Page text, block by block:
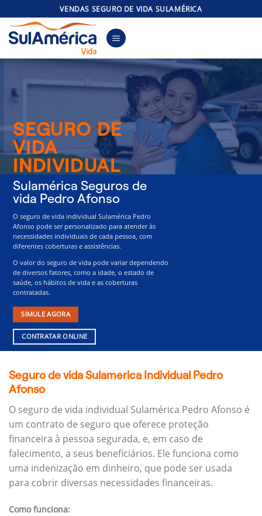
to
content
VENDAS SEGURO DE VIDA SULAMÉRICA
SEGURO DE
VIDA
INDIVIDUAL
Sulamérica Seguros de
vida Pedro Afonso
O seguro de vida individual Sulamérica Pedro
Afonso pode ser personalizado para atender às
necessidades individuais de cada pessoa, com
diferentes coberturas e assistências.
O valor do seguro de vida pode variar dependendo
de diversos fatores, como a idade, o estado de
saúde, os hábitos de vida e as coberturas
contratadas.
SIMULE AGORA
CONTRATAR ONLINE
Seguro de vida Sulamerica Individual Pedro
Afonso
O seguro de vida individual Sulamérica Pedro Afonso é
um contrato de seguro que oferece proteção
financeira à pessoa segurada, e, em caso de
falecimento, a seus beneficiários. Ele funciona como
uma indenização em dinheiro, que pode ser usada
para cobrir diversas necessidades financeiras.
Como funciona: